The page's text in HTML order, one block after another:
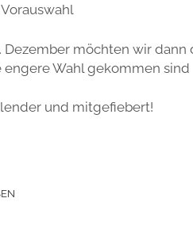
Dezember möchten wir
engere Wahl gekommen sind
und mitgefiebert!